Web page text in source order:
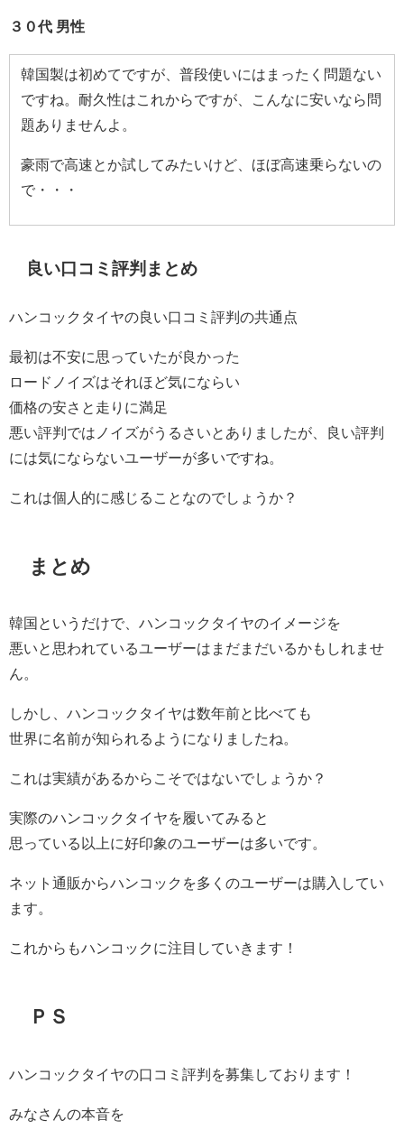
３０代 男性
韓国製は初めてですが、普段使いにはまったく問題ない
ですね。耐久性はこれからですが、こんなに安いなら問
題ありませんよ。
豪雨で高速とか試してみたいけど、ほぼ高速乗らないの
で・・・
良い口コミ評判まとめ
ハンコックタイヤの良い口コミ評判の共通点
最初は不安に思っていたが良かった
ロードノイズはそれほど気にならい
価格の安さと走りに満足
悪い評判ではノイズがうるさいとありましたが、良い評判
には気にならないユーザーが多いですね。
これは個人的に感じることなのでしょうか？
まとめ
韓国というだけで、ハンコックタイヤのイメージを
悪いと思われているユーザーはまだまだいるかもしれませ
ん。
しかし、ハンコックタイヤは数年前と比べても
世界に名前が知られるようになりましたね。
これは実績があるからこそではないでしょうか？
実際のハンコックタイヤを履いてみると
思っている以上に好印象のユーザーは多いです。
ネット通販からハンコックを多くのユーザーは購入してい
ます。
これからもハンコックに注目していきます！
ＰＳ
ハンコックタイヤの口コミ評判を募集しております！
みなさんの本音を